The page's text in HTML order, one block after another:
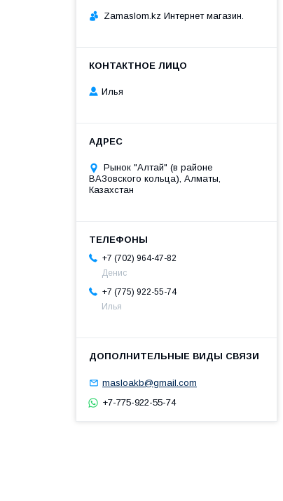
Zamaslom.kz Интернет магазин.
Илья
Рынок "Алтай" (в районе
ВАЗовского кольца), Алматы,
Казахстан
+7 (702) 964-47-82
Денис
+7 (775) 922-55-74
Илья
masloakb@gmail.com
+7-775-922-55-74